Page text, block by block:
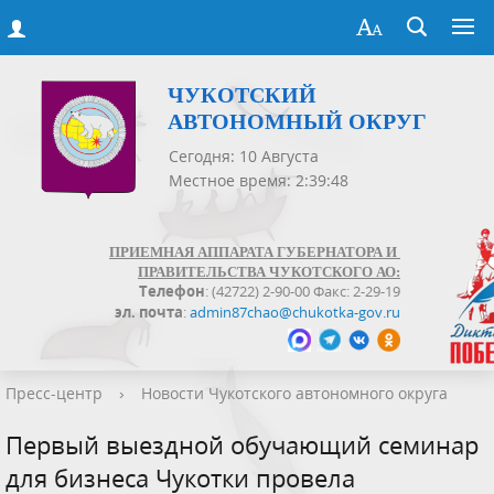
ЧУКОТСКИЙ
АВТОНОМНЫЙ ОКРУГ
Сегодня: 10 Августа
Местное время: 2:39:48
ПРИЕМНАЯ АППАРАТА ГУБЕРНАТОРА И
ПРАВИТЕЛЬСТВА ЧУКОТСКОГО АО:
Телефон: (42722) 2-90-00 Факс: 2-29-19
эл. почта:admin87chao@chukotka-gov.ru
Пресс-центр › Новости Чукотского автономного округа
Первый выездной обучающий семинар
для бизнеса Чукотки провела